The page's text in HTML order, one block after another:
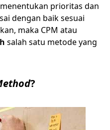
prioritas dan
dengan baik sesuai
maka CPM atau
salah satu metode yang
?